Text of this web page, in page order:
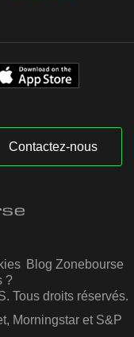
Contactez-nous
Blog Zonebourse
?
Tous droits réservés.
Morningstar et S&P